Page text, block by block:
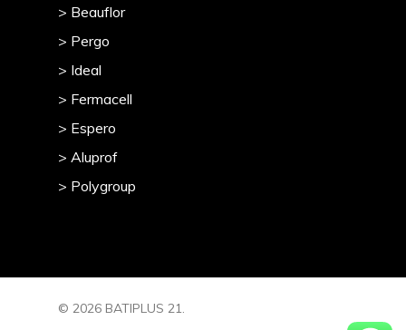
> Beauflor
> Pergo
> Ideal
> Fermacell
> Espero
> Aluprof
> Polygroup
© 2026 BATIPLUS 21.